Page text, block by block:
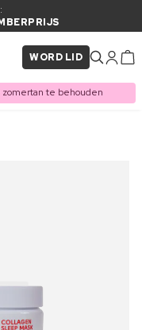
WORD LID
zomertan te behouden